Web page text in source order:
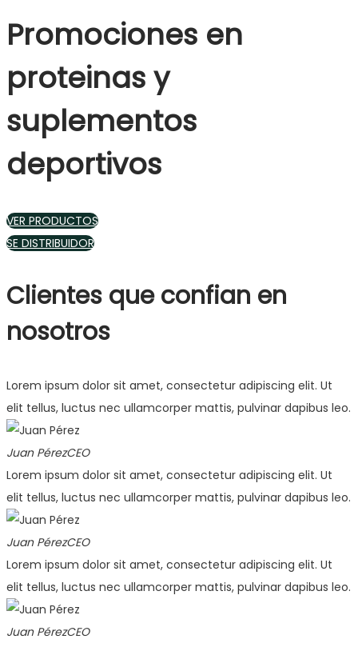
Promociones en
proteinas y
suplementos
deportivos
VER PRODUCTOS
SE DISTRIBUIDOR
Clientes que confian en
nosotros
Lorem ipsum dolor sit amet, consectetur adipiscing elit. Ut
elit tellus, luctus nec ullamcorper mattis, pulvinar dapibus leo.
Juan PérezCEO
Lorem ipsum dolor sit amet, consectetur adipiscing elit. Ut
elit tellus, luctus nec ullamcorper mattis, pulvinar dapibus leo.
Juan PérezCEO
Lorem ipsum dolor sit amet, consectetur adipiscing elit. Ut
elit tellus, luctus nec ullamcorper mattis, pulvinar dapibus leo.
Juan PérezCEO